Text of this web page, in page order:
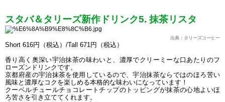
スタバ＆タリーズ新作ドリンク5. 抹茶リスタ
出典 ：タリーズコーヒー
Short 616円（税込）/Tall 671円（税込）
香り高く奥深い宇治抹茶の味わいと、濃厚でクリーミーな口あたりのフ
ローズンドリンクです。
京都府産の宇治抹茶を使用しているので、宇治抹茶ならではのほろ苦い
風味と濃厚なコクを楽しめる本格的な味わいになっています！
クーベルチュールチョコレートチップのトッピングが抹茶の心地よいほ
ろ苦さを引き立ててくれます。